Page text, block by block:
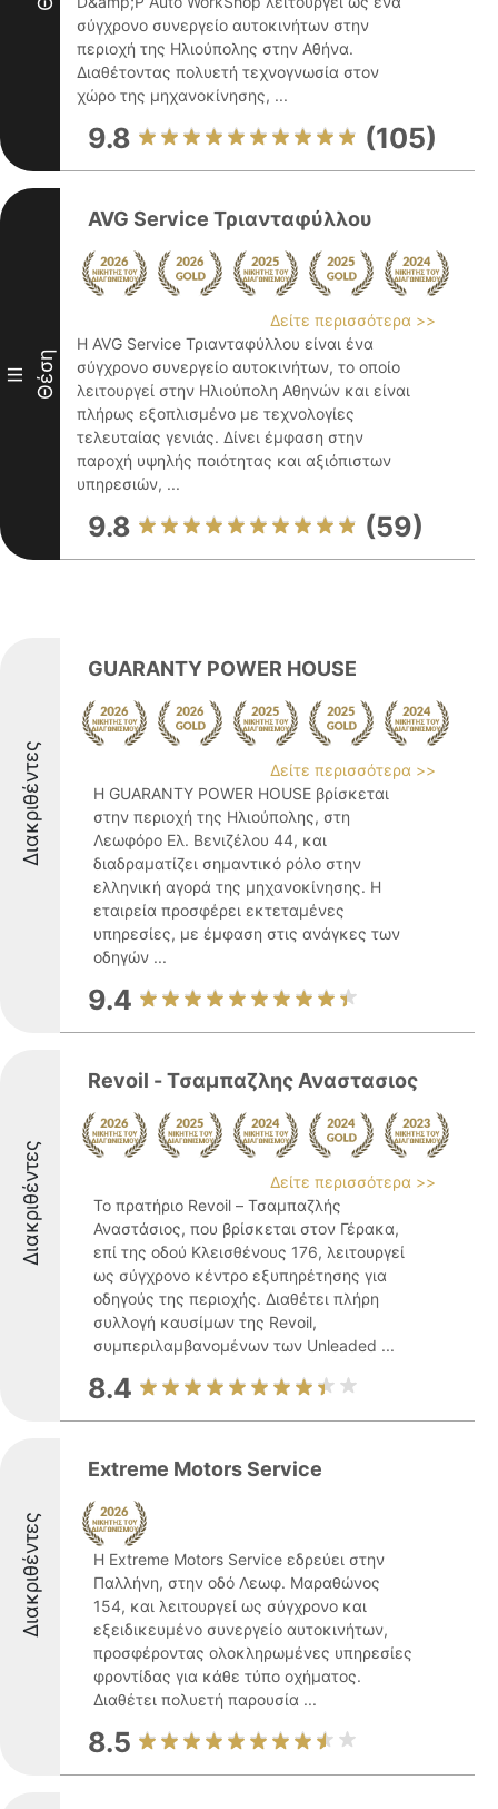
σύγχρονο συνεργείο αυτοκινήτων στην
περιοχή της Ηλιούπολης στην Αθήνα.
Διαθέτοντας πολυετή τεχνογνωσία στον
χώρο της μηχανοκίνησης, ...
9.8 (105)
III Θέση
AVG Service Τριανταφύλλου
Δείτε περισσότερα >>
Η AVG Service Τριανταφύλλου είναι ένα
σύγχρονο συνεργείο αυτοκινήτων, το οποίο
λειτουργεί στην Ηλιούπολη Αθηνών και είναι
πλήρως εξοπλισμένο με τεχνολογίες
τελευταίας γενιάς. Δίνει έμφαση στην
παροχή υψηλής ποιότητας και αξιόπιστων
υπηρεσιών, ...
9.8 (59)
Διακριθέντες
GUARANTY POWER HOUSE
Δείτε περισσότερα >>
Η GUARANTY POWER HOUSE βρίσκεται
στην περιοχή της Ηλιούπολης, στη
Λεωφόρο Ελ. Βενιζέλου 44, και
διαδραματίζει σημαντικό ρόλο στην
ελληνική αγορά της μηχανοκίνησης. Η
εταιρεία προσφέρει εκτεταμένες
υπηρεσίες, με έμφαση στις ανάγκες των
οδηγών ...
9.4
Διακριθέντες
Revoil - Τσαμπαζλης Αναστασιος
Δείτε περισσότερα >>
Το πρατήριο Revoil – Τσαμπαζλής
Αναστάσιος, που βρίσκεται στον Γέρακα,
επί της οδού Κλεισθένους 176, λειτουργεί
ως σύγχρονο κέντρο εξυπηρέτησης για
οδηγούς της περιοχής. Διαθέτει πλήρη
συλλογή καυσίμων της Revoil,
συμπεριλαμβανομένων των Unleaded ...
8.4
Διακριθέντες
Extreme Motors Service
Η Extreme Motors Service εδρεύει στην
Παλλήνη, στην οδό Λεωφ. Μαραθώνος
154, και λειτουργεί ως σύγχρονο και
εξειδικευμένο συνεργείο αυτοκινήτων,
προσφέροντας ολοκληρωμένες υπηρεσίες
φροντίδας για κάθε τύπο οχήματος.
Διαθέτει πολυετή παρουσία ...
8.5